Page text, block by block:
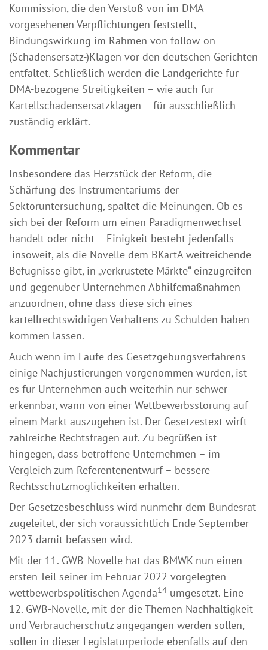
Kommission, die den Verstoß von im DMA
vorgesehenen Verpflichtungen feststellt,
Bindungswirkung im Rahmen von follow-on
(Schadensersatz-)Klagen vor den deutschen Gerichten
entfaltet. Schließlich werden die Landgerichte für
DMA-bezogene Streitigkeiten – wie auch für
Kartellschadensersatzklagen – für ausschließlich
zuständig erklärt.
Kommentar
Insbesondere das Herzstück der Reform, die
Schärfung des Instrumentariums der
Sektoruntersuchung, spaltet die Meinungen. Ob es
sich bei der Reform um einen Paradigmenwechsel
handelt oder nicht – Einigkeit besteht jedenfalls
insoweit, als die Novelle dem BKartA weitreichende
Befugnisse gibt, in „verkrustete Märkte“ einzugreifen
und gegenüber Unternehmen Abhilfemaßnahmen
anzuordnen, ohne dass diese sich eines
kartellrechtswidrigen Verhaltens zu Schulden haben
kommen lassen.
Auch wenn im Laufe des Gesetzgebungsverfahrens
einige Nachjustierungen vorgenommen wurden, ist
es für Unternehmen auch weiterhin nur schwer
erkennbar, wann von einer Wettbewerbsstörung auf
einem Markt auszugehen ist. Der Gesetzestext wirft
zahlreiche Rechtsfragen auf. Zu begrüßen ist
hingegen, dass betroffene Unternehmen – im
Vergleich zum Referentenentwurf – bessere
Rechtsschutzmöglichkeiten erhalten.
Der Gesetzesbeschluss wird nunmehr dem Bundesrat
zugeleitet, der sich voraussichtlich Ende September
2023 damit befassen wird.
Mit der 11. GWB-Novelle hat das BMWK nun einen
ersten Teil seiner im Februar 2022 vorgelegten
wettbewerbspolitischen Agenda14 umgesetzt. Eine
12. GWB-Novelle, mit der die Themen Nachhaltigkeit
und Verbraucherschutz angegangen werden sollen,
sollen in dieser Legislaturperiode ebenfalls auf den